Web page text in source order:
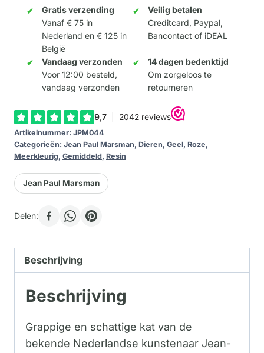
aantalGratis verzending
Vanaf € 75 in
Nederland en € 125 in
België
Veilig betalen
Creditcard, Paypal,
Bancontact of iDEAL
Vandaag verzonden
Voor 12:00 besteld,
vandaag verzonden
14 dagen bedenktijd
Om zorgeloos te
retourneren
Artikelnummer: JPM044
Categorieën: Jean Paul Marsman, Dieren, Geel, Roze,
Meerkleurig, Gemiddeld, Resin
Jean Paul Marsman
Delen:
Beschrijving
Beschrijving
Grappige en schattige kat van de
bekende Nederlandse kunstenaar Jean-